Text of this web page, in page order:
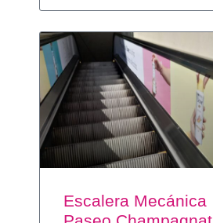
Escalera Mecánica